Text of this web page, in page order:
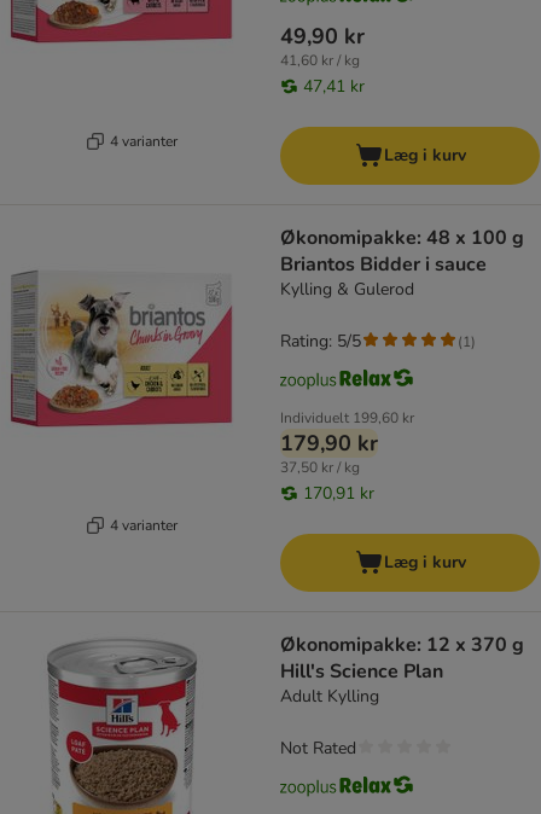
4 varianter
49,90 kr
41,60 kr / kg
47,41 kr
Læg i kurv
4 varianter
Økonomipakke: 48 x 100 g
Briantos Bidder i sauce
Kylling & Gulerod
Individuelt 199,60 kr
179,90 kr
37,50 kr / kg
170,91 kr
Rating: 5/5 (1)
Læg i kurv
Økonomipakke: 12 x 370 g
Hill's Science Plan
Adult Kylling
Not Rated